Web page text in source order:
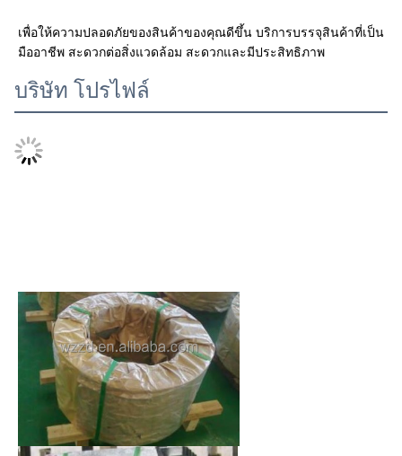
เพื่อให้ความปลอดภัยของสินค้าของคุณดีขึ้น บริการบรรจุสินค้าที่เป็น
มืออาชีพ สะดวกต่อสิ่งแวดล้อม สะดวกและมีประสิทธิภาพ
บริษัท โปรไฟล์